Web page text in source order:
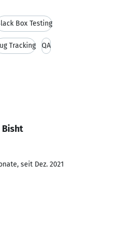
Box Testing
Tracking QA
Bisht
seit Dez. 2021